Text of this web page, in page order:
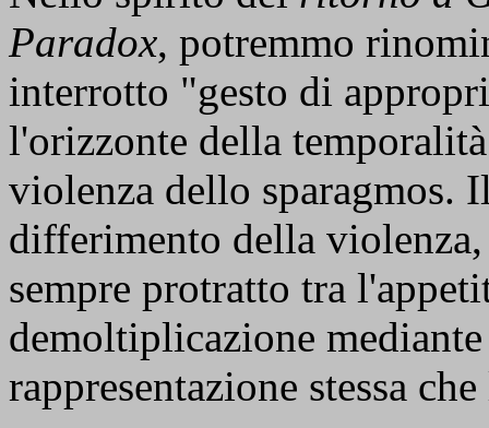
Paradox, potremmo
interrotto "gesto di
l'orizzonte della
violenza dello sparagmos.
differimento della
sempre protratto tra
demoltiplicazione
rappresentazione stessa